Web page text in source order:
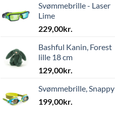
Svømmebrille - Laser
Lime
229,00kr.
Bashful Kanin, Forest
lille 18 cm
129,00kr.
Svømmebrille, Snappy
199,00kr.